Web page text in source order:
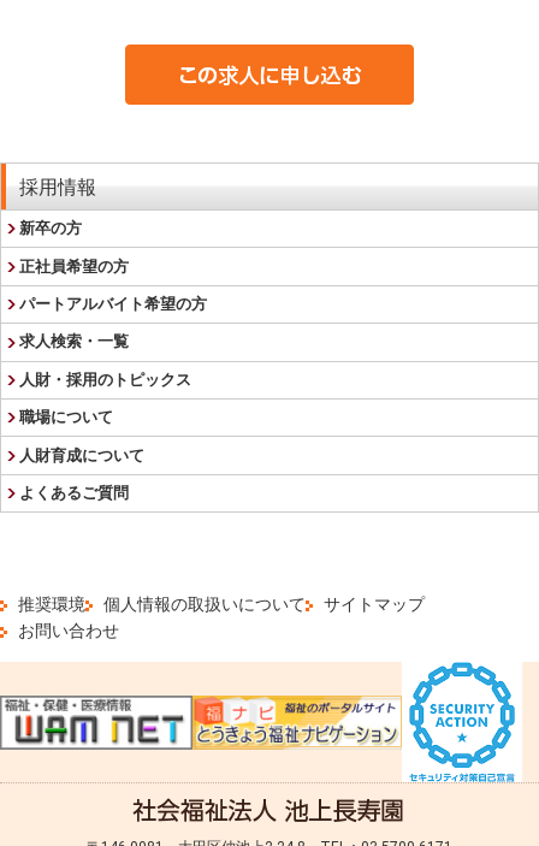
採用情報
新卒の方
正社員希望の方
パートアルバイト希望の方
求人検索・一覧
人財・採用のトピックス
職場について
人財育成について
よくあるご質問
推奨環境 個人情報の取扱いについて
サイトマップ
お問い合わせ